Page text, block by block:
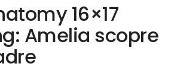
16×17
Amelia scopre